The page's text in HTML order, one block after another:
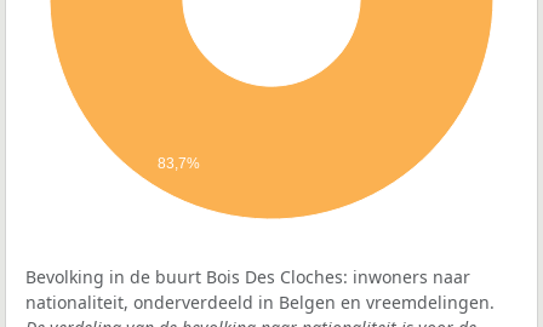
83,7%
Bevolking in de buurt Bois Des Cloches: inwoners naar
nationaliteit, onderverdeeld in Belgen en vreemdelingen.